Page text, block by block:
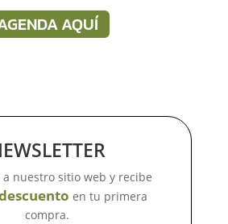
AQUÍ
nuestro sitio web y recibe
en tu primera
compra.